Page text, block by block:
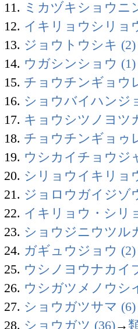
11. ミカヅキショウニ
12. イキリョウシリョ
13. ジョウトウシキ (2)
14. ウガシンショウ (1)
15. チョウチンギョウ
16. ショウバイハンジ
17. キョウシツノヨツ
18. チョウチンギョゥ
19. ウシカイチョウジ
20. シリョウイキリョ
21. ジョロウガイジゾ
22. イキリョウ・シリ
23. ショウジニウツル
24. ガギュウジョウ (2)
25. ウシノヨウナカイ
26. ウシガツメノウシ
27. ショウガツサマ (6)
28. ショウガツ (36)→